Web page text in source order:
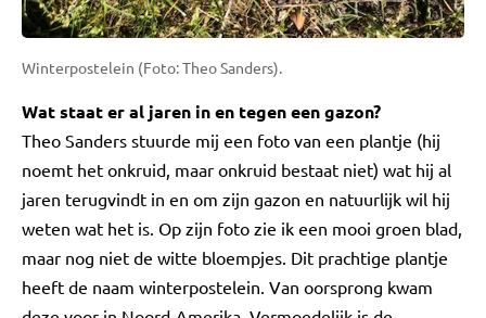
Winterpostelein (Foto: Theo Sanders).
Wat staat er al jaren in en tegen een gazon?
Theo Sanders stuurde mij een foto van een plantje (hij
noemt het onkruid, maar onkruid bestaat niet) wat hij al
jaren terugvindt in en om zijn gazon en natuurlijk wil hij
weten wat het is. Op zijn foto zie ik een mooi groen blad,
maar nog niet de witte bloempjes. Dit prachtige plantje
heeft de naam winterpostelein. Van oorsprong kwam